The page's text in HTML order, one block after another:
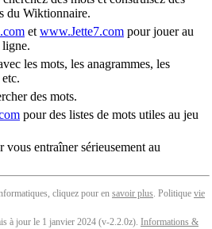
du Wiktionnaire.
et www.Jette7.com pour jouer au
ligne.
les mots, les anagrammes, les
des mots.
pour des listes de mots utiles au jeu
vous entraîner sérieusement au
cliquez pour en savoir plus. Politique vie
à jour le 1 janvier 2024 (v-2.2.0z). Informations &